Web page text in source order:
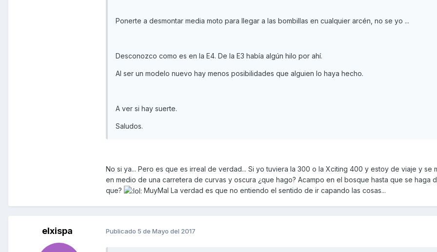
Ponerte a desmontar media moto para llegar a las bombillas en cualquier arcén, no se yo ...
Desconozco como es en la E4. De la E3 había algún hilo por ahí.
Al ser un modelo nuevo hay menos posibilidades que alguien lo haya hecho.
A ver si hay suerte.
Saludos.
No si ya... Pero es que es irreal de verdad... Si yo tuviera la 300 o la Xciting 400 y estoy de viaje y se
en medio de una carretera de curvas y oscura ¿que hago? Acampo en el bosque hasta que se haga
que?
MuyMal La verdad es que no entiendo el sentido de ir capando las cosas...
elxispa Publicado 5 de Mayo del 2017